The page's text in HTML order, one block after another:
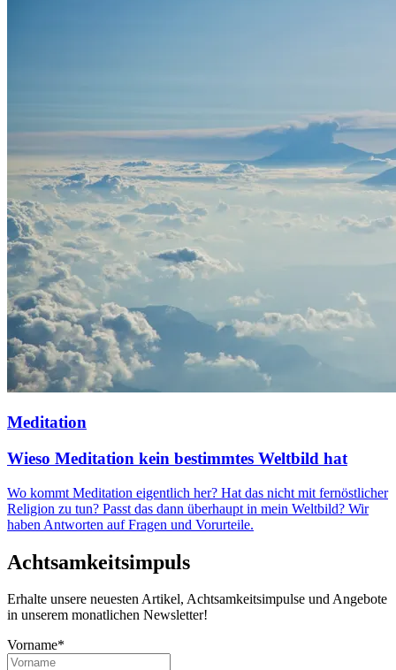
Meditation
Wieso Meditation kein bestimmtes Weltbild hat
Wo kommt Meditation eigentlich her? Hat das nicht mit fernöstlicher
Religion zu tun? Passt das dann überhaupt in mein Weltbild? Wir
haben Antworten auf Fragen und Vorurteile.
Achtsamkeitsimpuls
Erhalte unsere neuesten Artikel, Achtsamkeitsimpulse und Angebote
in unserem monatlichen Newsletter!
Vorname*